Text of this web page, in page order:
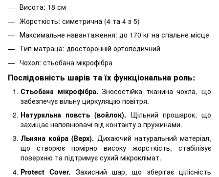
Висота: 18 см
Жорсткість: симетрична (4 та 4 з 5)
Максимальне навантаження: до 170 кг на спальне місце
Тип матраца: двосторонній ортопедичний
Чохол: стьобана мікрофібра
Послідовність шарів та їх функціональна роль:
Стьобана мікрофібра. Зносостійка тканина чохла, що
забезпечує вільну циркуляцію повітря.
Натуральна повсть (войлок). Щільний прошарок, що
захищає наповнювачі від контакту з пружинами.
Льняна койра (Верх). Дихаючий натуральний матеріал,
що створює помірно високу жорсткість, стабілізує
поверхню та підтримує сухий мікроклімат.
Protect Cover. Захисний шар, що зберігає цілісність